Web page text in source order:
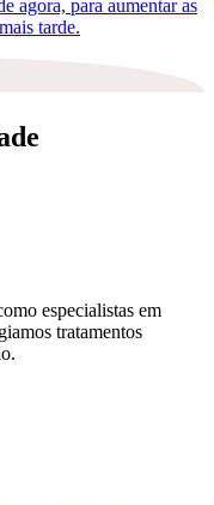
agora, para aumentar as
tarde.
especialistas em
tratamentos